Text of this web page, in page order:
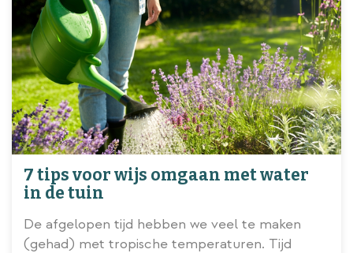
7 tips voor wijs omgaan met water
in de tuin
De afgelopen tijd hebben we veel te maken
(gehad) met tropische temperaturen. Tijd